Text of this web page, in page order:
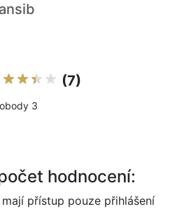
(7)
3
hodnocení:
přístup pouze přihlášení